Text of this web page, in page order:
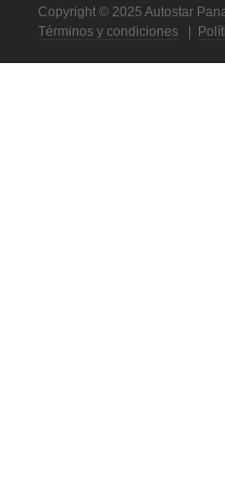
Copyright © 2025 Autostar
Términos y condiciones